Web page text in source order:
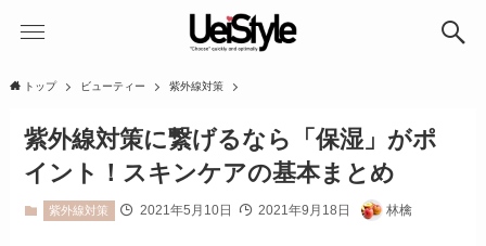
トップ ビューティー 紫外線対策
紫外線対策に繋げるなら「保湿」がポ
イント！スキンケアの基本まとめ
紫外線対策 2021年5月10日 2021年9月18日 林檎